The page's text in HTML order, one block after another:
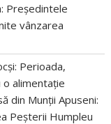
Președintele
vânzarea
Perioada,
alimentație
din Munții Apuseni:
Peșterii Humpleu